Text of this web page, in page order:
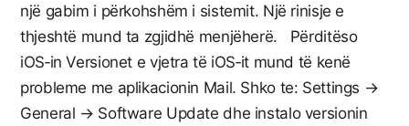
një gabim i përkohshëm i sistemit. Një rinisje e
thjeshtë mund ta zgjidhë menjëherë. Përditëso
iOS‑in Versionet e vjetra të iOS‑it mund të kenë
probleme me aplikacionin Mail. Shko te: Settings →
General → Software Update dhe instalo versionin